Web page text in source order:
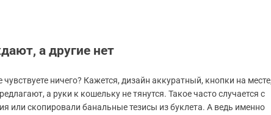
а другие нет
ничего? Кажется, дизайн аккуратный, кнопки на
а руки к кошельку не тянутся. Такое часто случается с
или скопировали банальные тезисы из буклета. А ведь именно